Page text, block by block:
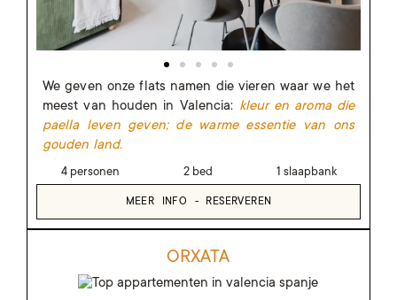
We geven onze flats namen die vieren waar we het
meest van houden in Valencia: kleur en aroma die
paella leven geven; de warme essentie van ons
gouden land.
4 personen 2 bed 1 slaapbank
MEER INFO - RESERVEREN
ORXATA